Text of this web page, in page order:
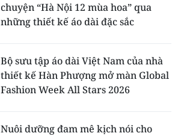
chuyện “Hà Nội 12 mùa hoa” qua
những thiết kế áo dài đặc sắc
Bộ sưu tập áo dài Việt Nam của nhà
thiết kế Hàn Phượng mở màn Global
Fashion Week All Stars 2026
Nuôi dưỡng đam mê kịch nói cho